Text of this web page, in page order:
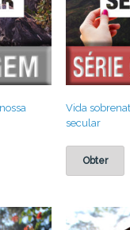
Vida
secular
Obter